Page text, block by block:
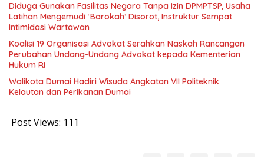
Diduga Gunakan Fasilitas Negara Tanpa Izin DPMPTSP, Usaha
Latihan Mengemudi ‘Barokah’ Disorot, Instruktur Sempat
Intimidasi Wartawan
Koalisi 19 Organisasi Advokat Serahkan Naskah Rancangan
Perubahan Undang-Undang Advokat kepada Kementerian
Hukum RI
Walikota Dumai Hadiri Wisuda Angkatan VII Politeknik
Kelautan dan Perikanan Dumai
Post Views: 111